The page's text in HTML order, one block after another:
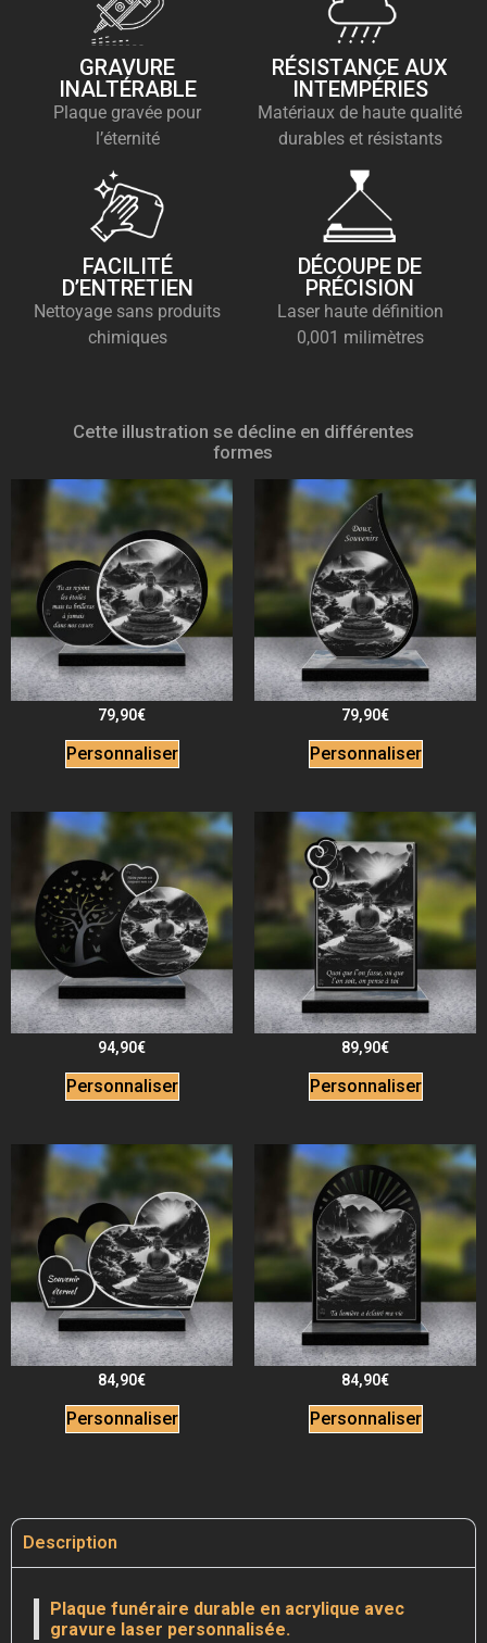
GRAVURE
INALTÉRABLE
Plaque gravée pour
l’éternité
RÉSISTANCE AUX
INTEMPÉRIES
Matériaux de haute qualité
durables et résistants
FACILITÉ
D’ENTRETIEN
Nettoyage sans produits
chimiques
DÉCOUPE DE
PRÉCISION
Laser haute définition
0,001 milimètres
Cette illustration se décline en différentes
formes
79,90€
Personnaliser
79,90€
Personnaliser
94,90€
Personnaliser
89,90€
Personnaliser
84,90€
Personnaliser
84,90€
Personnaliser
Description
Plaque funéraire durable en acrylique avec
gravure laser personnalisée.